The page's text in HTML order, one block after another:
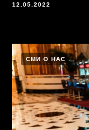
12.05.2022
СМИ О НАС